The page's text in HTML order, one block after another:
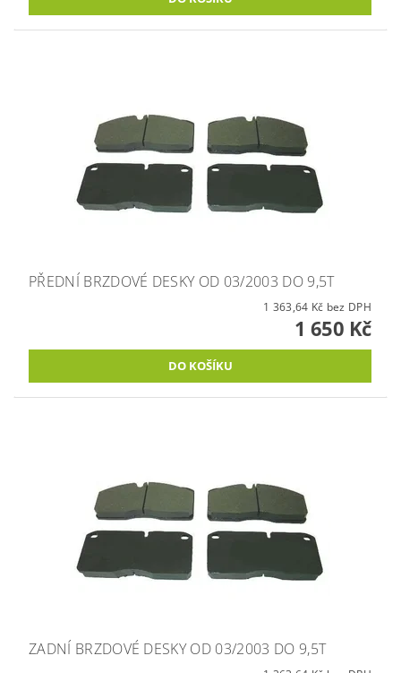
PŘEDNÍ BRZDOVÉ DESKY OD 03/2003 DO 9,5T
1 363,64 Kč bez DPH
1 650 Kč
ZADNÍ BRZDOVÉ DESKY OD 03/2003 DO 9,5T